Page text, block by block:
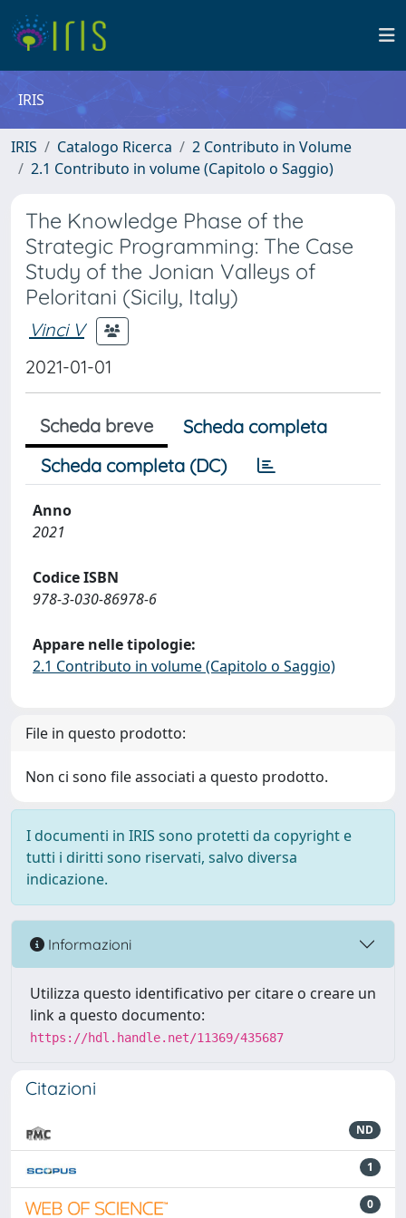
IRIS
IRIS Catalogo Ricerca
2 Contributo in Volume
2.1 Contributo in volume (Capitolo o Saggio)
The Knowledge Phase of the
Strategic Programming: The Case
Study of the Jonian Valleys of
Peloritani (Sicily, Italy)
Vinci V
2021-01-01
Scheda breve
Scheda completa
Scheda completa (DC)
Anno
2021
Codice ISBN
978-3-030-86978-6
Appare nelle tipologie:
2.1 Contributo in volume (Capitolo o Saggio)
File in questo prodotto:
Non ci sono file associati a questo prodotto.
I documenti in IRIS sono protetti da copyright e
tutti i diritti sono riservati, salvo diversa
indicazione.
Informazioni
Utilizza questo identificativo per citare o creare un
link a questo documento:
https://hdl.handle.net/11369/435687
Citazioni
ND
1
0